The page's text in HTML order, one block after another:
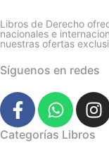
Libros de Derecho
nacionales e
nuestras ofertas
Síguenos en redes
Categorías Libros